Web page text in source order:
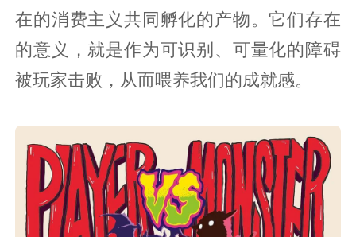
在的消费主义共同孵化的产物。它们存在
的意义，就是作为可识别、可量化的障碍
被玩家击败，从而喂养我们的成就感。